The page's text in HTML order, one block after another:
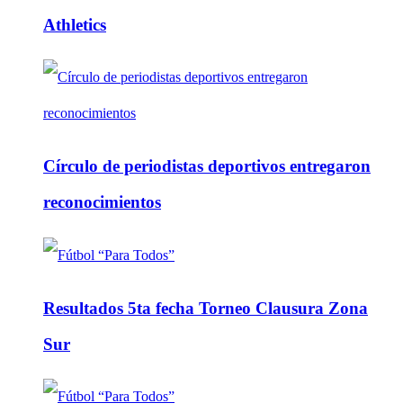
Athletics
Círculo de periodistas deportivos entregaron
reconocimientos
Resultados 5ta fecha Torneo Clausura Zona
Sur